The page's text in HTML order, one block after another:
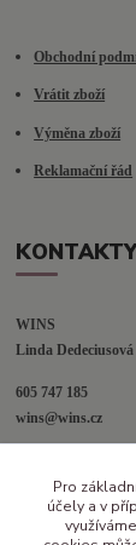
Obchodní
Vrátit zboží
Výměna zboží
Reklamační řád
WINS
Linda
605 747 185
Šenov u N. Jičína
Pro
účely a v